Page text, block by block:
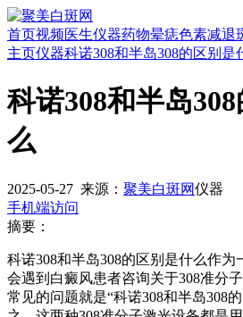
首页视频医生仪器药物晕痣色素减退
主页仪器科诺308和半岛308的区别是
科诺308和半岛
么
2025-05-27 来源： 聚美白斑网仪器
手机端访问
摘要：
科诺308和半岛308的区别是什么作为
会遇到白癜风患者咨询关于308准分
常见的问题就是“科诺308和半岛308